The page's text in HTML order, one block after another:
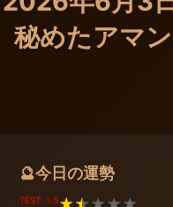
秘めたアマ
🔮今日の運勢
TEST: 1.5